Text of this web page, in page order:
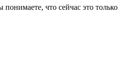
понимаете, что сейчас это только